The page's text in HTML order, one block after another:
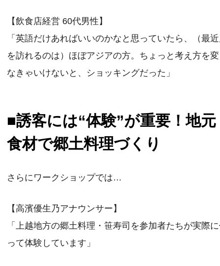
【飲食店経営 60代男性】
「英語だけあればいいのかなと思っていたら、（最
を訪れるのは）ほぼアジアの方。ちょっと考え方を
なきゃいけないと、ショッキングだった」
■誘客には“体験”が重要！地元
食材で郷土料理づくり
さらにワークショップでは…
【高濱優生乃アナウンサー】
「上越地方の郷土料理・笹寿司を参加者たちが実際
って体験しています」